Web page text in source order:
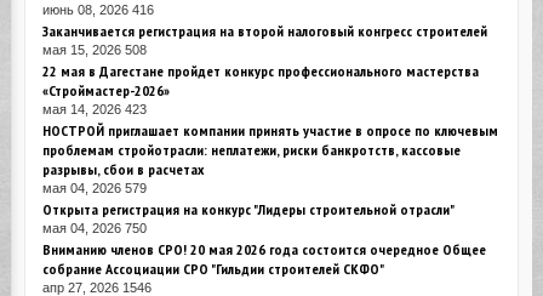
июнь 08, 2026 416
Заканчивается регистрация на второй налоговый конгресс строителей
мая 15, 2026 508
22 мая в Дагестане пройдет конкурс профессионального мастерства
«Строймастер-2026»
мая 14, 2026 423
НОСТРОЙ приглашает компании принять участие в опросе по ключевым
проблемам стройотрасли: неплатежи, риски банкротств, кассовые
разрывы, сбои в расчетах
мая 04, 2026 579
Открыта регистрация на конкурс "Лидеры строительной отрасли"
мая 04, 2026 750
Вниманию членов СРО! 20 мая 2026 года состоится очередное Общее
собрание Ассоциации СРО "Гильдии строителей СКФО"
апр 27, 2026 1546